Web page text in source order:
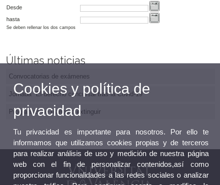
Desde
hasta
Se deben rellenar los dos campos
Últimas noticias
Convocatorias de exámenes
Jornada "El derecho concursal tras la Covid-19"
Programas de planes a extinguir
Cookies y política de
privacidad
Tu privacidad es importante para nosotros. Por ello te
informamos que utilizamos cookies propias y de terceros
para realizar análisis de uso y medición de nuestra página
web con el fin de personalizar contenidos,así como
proporcionar funcionalidades a las redes sociales o analizar